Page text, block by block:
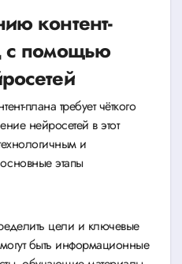
контент-
с помощью
плана требует чёткого
нейросетей в этот
и
этапы
цели и ключевые
быть информационные